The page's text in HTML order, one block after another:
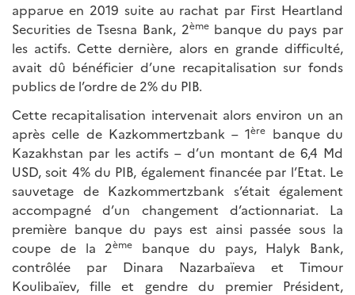
apparue en 2019 suite au rachat par First Heartland
Securities de Tsesna Bank, 2èmebanque du pays par
les actifs. Cette dernière, alors en grande difficulté,
avait dû bénéficier d’une recapitalisation sur fonds
publics de l’ordre de 2% du PIB.
Cette recapitalisation intervenait alors environ un an
après celle de Kazkommertzbank – 1ère banque du
Kazakhstan par les actifs – d’un montant de 6,4 Md
USD, soit 4% du PIB, également financée par l’Etat. Le
sauvetage de Kazkommertzbank s’était également
accompagné d’un changement d’actionnariat. La
première banque du pays est ainsi passée sous la
coupe de la 2ème
banque du pays, Halyk Bank,
contrôlée par Dinara Nazarbaïeva et Timour
Koulibaïev, fille et gendre du premier Président,